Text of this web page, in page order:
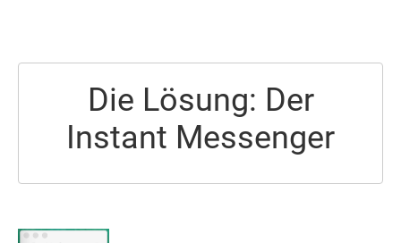
Die Lösung: Der
Instant Messenger